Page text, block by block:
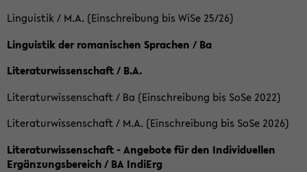
Linguistik / M.A. (Einschreibung bis WiSe 25/26)
Linguistik der romanischen Sprachen / Ba
Literaturwissenschaft / B.A.
Literaturwissenschaft / Ba (Einschreibung bis SoSe 2022)
Literaturwissenschaft / M.A. (Einschreibung bis SoSe 2026)
Literaturwissenschaft - Angebote für den Individuellen
Ergänzungsbereich / BA IndiErg